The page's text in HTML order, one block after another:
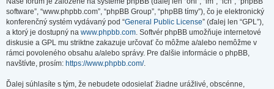
software”, “www.phpbb.com”, “phpBB Group”, “phpBB tímy”), čo je elektronický
konferenčný systém vydávaný pod “General Public License” (ďalej len “GPL”),
a ktorý je dostupný na www.phpbb.com. Softvér phpBB umožňuje internetové
diskusie a GPL mu striktne zakazuje určovať čo môžme a/alebo nemôžme v
rámci povoleného obsahu a/alebo správy. Pre ďalšie informácie o phpBB,
navštívte, prosím: https://www.phpbb.com/.
Ďalej súhlasíte s tým, že nebudete odosielať žiadne urážlivé, obscénne,